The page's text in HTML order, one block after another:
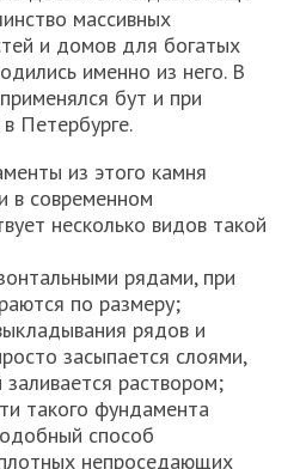
массивных
и домов для богатых
именно из него. В
бут и при
Петербурге.
из этого камня
в современном
несколько видов такой
рядами, при
по размеру;
рядов и
засыпается слоями,
раствором;
такого фундамента
способ
непроседающих